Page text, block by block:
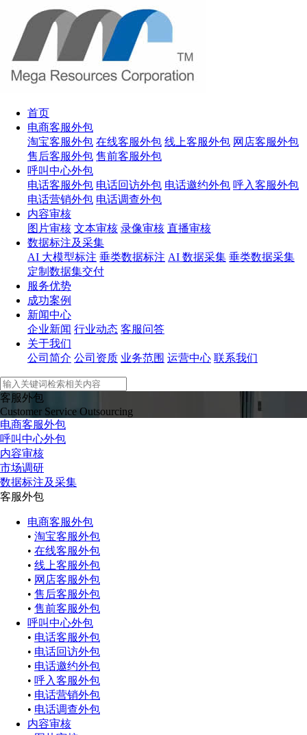
首页
电商客服外包
淘宝客服外包 在线客服外包 线上客服外包 网店客服外包
售后客服外包 售前客服外包
呼叫中心外包
电话客服外包 电话回访外包 电话邀约外包 呼入客服外包
电话营销外包 电话调查外包
内容审核
图片审核 文本审核 录像审核 直播审核
数据标注及采集
AI 大模型标注 垂类数据标注 AI 数据采集 垂类数据采集
定制数据集交付
服务优势
成功案例
新闻中心
企业新闻 行业动态 客服问答
关于我们
公司简介 公司资质 业务范围 运营中心 联系我们
客服外包
Customer Service Outsourcing
电商客服外包
呼叫中心外包
内容审核
市场调研
数据标注及采集
客服外包
电商客服外包
• 淘宝客服外包
• 在线客服外包
• 线上客服外包
• 网店客服外包
• 售后客服外包
• 售前客服外包
呼叫中心外包
• 电话客服外包
• 电话回访外包
• 电话邀约外包
• 呼入客服外包
• 电话营销外包
• 电话调查外包
内容审核